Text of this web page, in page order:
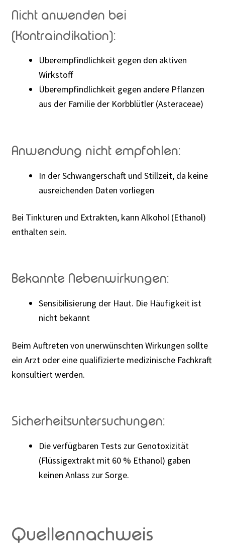
Nicht anwenden bei
(Kontraindikation):
Überempfindlichkeit gegen den aktiven
Wirkstoff
Überempfindlichkeit gegen andere Pflanzen
aus der Familie der Korbblütler (Asteraceae)
Anwendung nicht empfohlen:
In der Schwangerschaft und Stillzeit, da keine
ausreichenden Daten vorliegen
Bei Tinkturen und Extrakten, kann Alkohol (Ethanol)
enthalten sein.
Bekannte Nebenwirkungen:
Sensibilisierung der Haut. Die Häufigkeit ist
nicht bekannt
Beim Auftreten von unerwünschten Wirkungen sollte
ein Arzt oder eine qualifizierte medizinische Fachkraft
konsultiert werden.
Sicherheitsuntersuchungen:
Die verfügbaren Tests zur Genotoxizität
(Flüssigextrakt mit 60 % Ethanol) gaben
keinen Anlass zur Sorge.
Quellennachweis